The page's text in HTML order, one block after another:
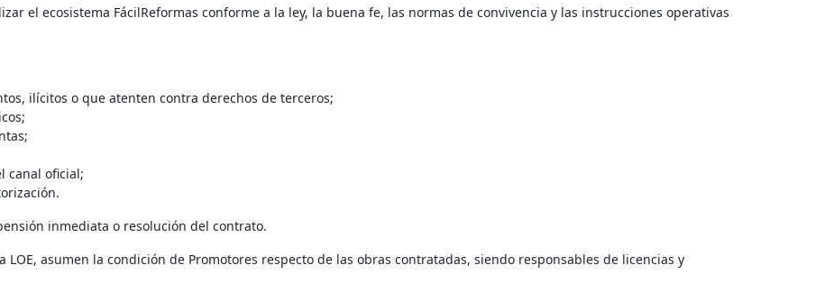
el ecosistema FácilReformas conforme a la ley, la buena fe, las normas de convivencia y las instrucciones operativas
ilícitos o que atenten contra derechos de terceros;
canal oficial;
inmediata o resolución del contrato.
LOE, asumen la condición de Promotores respecto de las obras contratadas, siendo responsables de licencias y